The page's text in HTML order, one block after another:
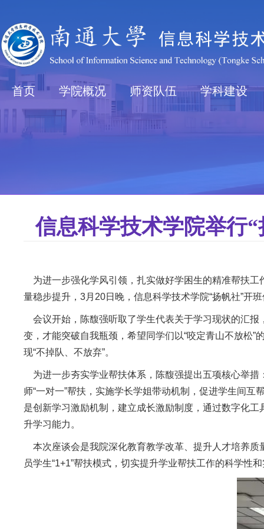
首页 学院概况 师资队伍 学科建设
信息科学技术学院举行
为进一步强化学风引领，扎实做好学困生的精准帮扶工
量稳步提升，3月20日晚，信息科学技术学院“扬帆社”开
会议开始，陈馥强听取了学生代表关于学习现状的汇报
变，才能突破自我瓶颈，希望同学们以“咬定青山不放松
现“不掉队、不放弃”。
为进一步夯实学业帮扶体系，陈馥强提出五项核心举措
师“一对一”帮扶，实施学长学姐带动机制，促进学生间
是创新学习激励机制，建立成长激励制度，通过数字化
升学习能力。
本次座谈会是我院深化教育教学改革、提升人才培养质
员学生“1+1”帮扶模式，切实提升学业帮扶工作的科学性